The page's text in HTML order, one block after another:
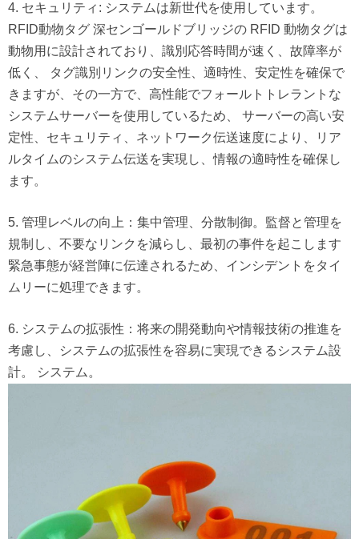
4. セキュリティ: システムは新世代を使用しています。
RFID動物タグ 深センゴールドブリッジの RFID 動物タグは
動物用に設計されており、識別応答時間が速く、故障率が
低く、
タグ識別リンクの安全性、適時性、安定性を確保で
きますが、その一方で、高性能でフォールトトレラントな
システムサーバーを使用しているため、
サーバーの高い安
定性、セキュリティ、ネットワーク伝送速度により、リア
ルタイムのシステム伝送を実現し、情報の適時性を確保し
ます。
5. 管理レベルの向上：集中管理、分散制御。監督と管理を
規制し、不要なリンクを減らし、最初の事件を起こします
緊急事態が経営陣に伝達されるため、インシデントをタイ
ムリーに処理できます。
6. システムの拡張性：将来の開発動向や情報技術の推進を
考慮し、システムの拡張性を容易に実現できるシステム設
計。
システム。